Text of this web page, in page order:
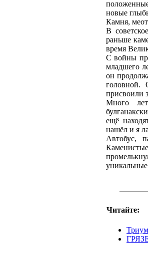
новые
Камня,
В
раньше
время
С войны
младшего
он
головной.
присвоили
Много
ещё
нашёл и я
Автобус,
Читайте: